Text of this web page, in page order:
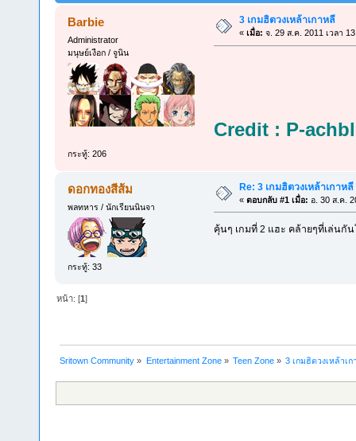
Barbie
Administrator
มนุษย์เงือก / จูนิน
กระทู้: 206
3 เกมฮิตวงเหล้าเกาหลี
« เมื่อ: จ. 29 ส.ค. 2011 เวลา
Credit : P-
ดอกทองสีส้ม
พลทหาร / นักเรียนนินจา
กระทู้: 33
Re: 3 เกมฮิตวงเหล้าเกาหลี
« ตอบกลับ #1 เมื่อ: อ. 30 ส.ค.
คุ้นๆ เกมที่ 2 แฮะ คล้ายๆที่เล่นกั
หน้า: [1]
Sritown Community » Entertainment Zone» Teen Zone» 3 เกมฮิตวงเหล้าเ